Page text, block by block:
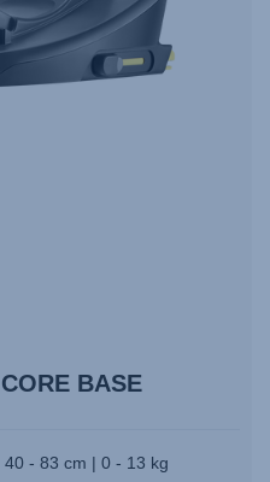
BASE
- 83 cm | 0 - 13 kg